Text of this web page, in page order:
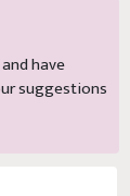
have
suggestions